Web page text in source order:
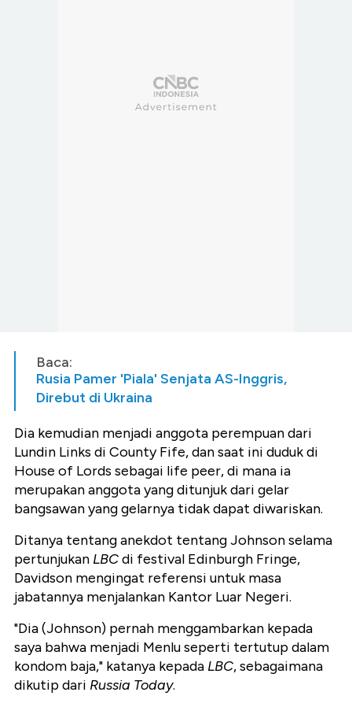
Baca:
Rusia Pamer 'Piala' Senjata AS-Inggris,
Direbut di Ukraina
Dia kemudian menjadi anggota perempuan dari
Lundin Links di County Fife, dan saat ini duduk di
House of Lords sebagai life peer, di mana ia
merupakan anggota yang ditunjuk dari gelar
bangsawan yang gelarnya tidak dapat diwariskan.
Ditanya tentang anekdot tentang Johnson selama
pertunjukan LBCdi festival Edinburgh Fringe,
Davidson mengingat referensi untuk masa
jabatannya menjalankan Kantor Luar Negeri.
"Dia (Johnson) pernah menggambarkan kepada
saya bahwa menjadi Menlu seperti tertutup dalam
kondom baja," katanya kepada LBC, sebagaimana
dikutip dari Russia Today.